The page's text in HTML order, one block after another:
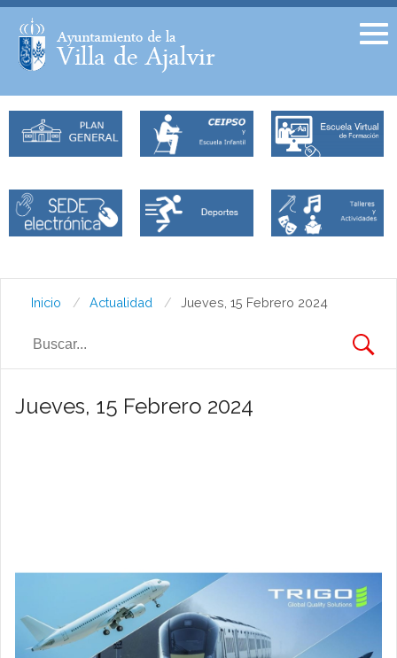
Facebook
Inicio Actualidad Jueves, 15 Febrero 2024
Jueves, 15 Febrero 2024